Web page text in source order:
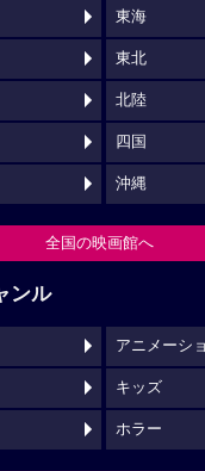
東海
東北
北陸
四国
沖縄
全国の映画館へ
ンル
アニメーシ
キッズ
ホラー